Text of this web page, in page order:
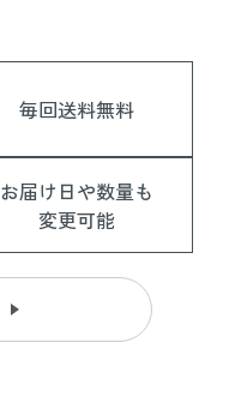
毎回送料無料
お届け日や数量も
変更可能